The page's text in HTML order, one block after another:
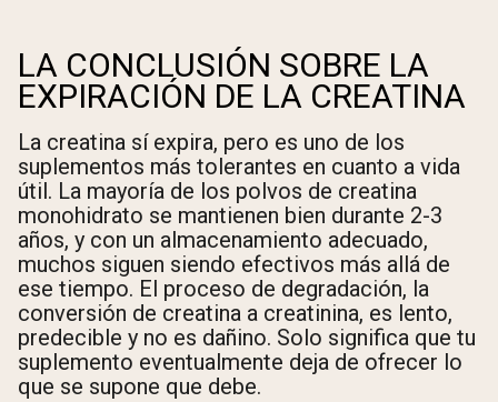
LA CONCLUSIÓN SOBRE LA
EXPIRACIÓN DE LA CREATINA
La creatina sí expira, pero es uno de los
suplementos más tolerantes en cuanto a vida
útil. La mayoría de los polvos de creatina
monohidrato se mantienen bien durante 2-3
años, y con un almacenamiento adecuado,
muchos siguen siendo efectivos más allá de
ese tiempo. El proceso de degradación, la
conversión de creatina a creatinina, es lento,
predecible y no es dañino. Solo significa que tu
suplemento eventualmente deja de ofrecer lo
que se supone que debe.